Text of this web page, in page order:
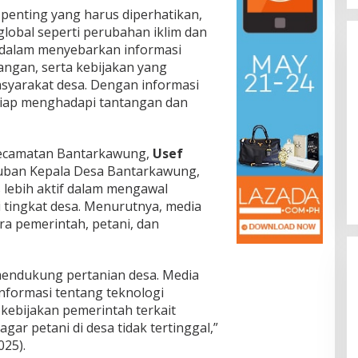
yang harus diperhatikan,
seperti perubahan iklim dan
menyebarkan informasi
serta kebijakan yang
desa. Dengan informasi
menghadapi tantangan dan
Bantarkawung, Usef
Kepala Desa Bantarkawung,
aktif dalam mengawal
desa. Menurutnya, media
pemerintah, petani, dan
pertanian desa. Media
tentang teknologi
pemerintah terkait
petani di desa tidak tertinggal,”
Jalan Bergelombang dan Minim
Lampu di Ruas Bumiayu–
Bantarkawung Telan Korban,
Innova Hantam Pohon di
Bantarkawung
In Berita, Daerah, Ekonomi, Hukum & Kriminal, Info
Desa, Nasional, Otomatif, Politik,
Sosial
|